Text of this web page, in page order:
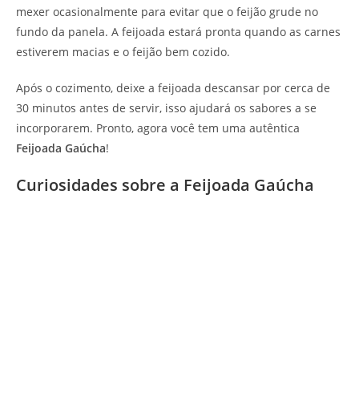
mexer ocasionalmente para evitar que o feijão grude no
fundo da panela. A feijoada estará pronta quando as carnes
estiverem macias e o feijão bem cozido.
Após o cozimento, deixe a feijoada descansar por cerca de
30 minutos antes de servir, isso ajudará os sabores a se
incorporarem. Pronto, agora você tem uma autêntica
Feijoada Gaúcha!
Curiosidades sobre a Feijoada Gaúcha